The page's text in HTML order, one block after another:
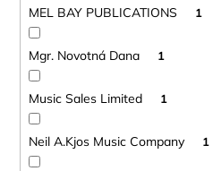
MEL BAY PUBLICATIONS 1
Mgr. Novotná Dana 1
Music Sales Limited 1
Neil A.Kjos Music Company 1